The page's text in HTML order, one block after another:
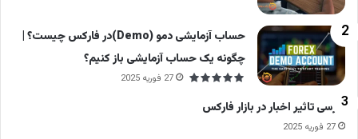
حساب آزمایشی دمو (Demo)در فارکس چیست؟ |
چگونه یک حساب آزمایشی باز کنیم؟
27 فوریه 2025
بررسی تاثیر اخبار در بازار فارکس
27 فوریه 2025